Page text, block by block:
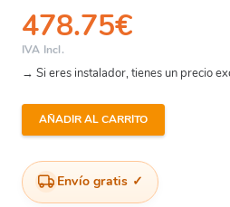
478.75€
IVA Incl.
→ Si eres instalador, tienes un precio
Reja
Inoxidable
cantidad
AÑADIR AL CARRITO
Envío gratis